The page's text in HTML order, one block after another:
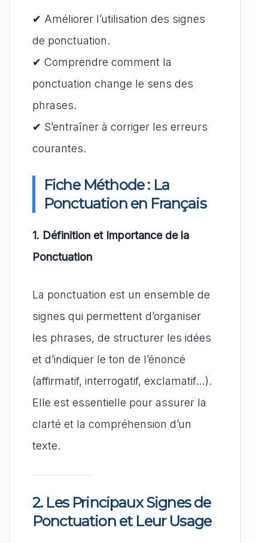
✔ Améliorer l’utilisation des signes
de ponctuation.
✔ Comprendre comment la
ponctuation change le sens des
phrases.
✔ S’entraîner à corriger les erreurs
courantes.
Fiche Méthode : La
Ponctuation en Français
1. Définition et Importance de la
Ponctuation
La ponctuation est un ensemble de
signes qui permettent d’organiser
les phrases, de structurer les idées
et d’indiquer le ton de l’énoncé
(affirmatif, interrogatif, exclamatif…).
Elle est essentielle pour assurer la
clarté et la compréhension d’un
texte.
2. Les Principaux Signes de
Ponctuation et Leur Usage